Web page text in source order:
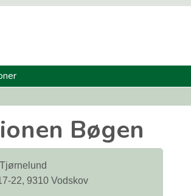
Bøgen
22, 9310 Vodskov